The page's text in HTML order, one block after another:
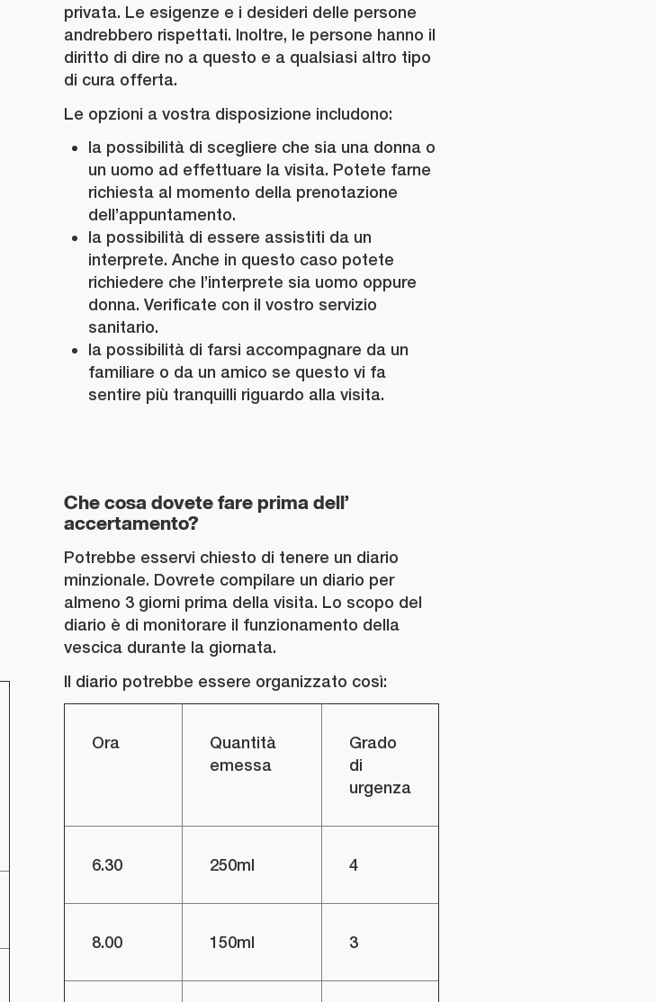
privata. Le esigenze e i desideri delle persone
andrebbero rispettati. Inoltre, le persone hanno il
diritto di dire no a questo e a qualsiasi altro tipo
di cura offerta.
Le opzioni a vostra disposizione includono:
la possibilità di scegliere che sia una donna o
un uomo ad effettuare la visita. Potete farne
richiesta al momento della prenotazione
dell’appuntamento.
la possibilità di essere assistiti da un
interprete. Anche in questo caso potete
richiedere che l’interprete sia uomo oppure
donna. Verificate con il vostro servizio
sanitario.
la possibilità di farsi accompagnare da un
familiare o da un amico se questo vi fa
sentire più tranquilli riguardo alla visita.
Che cosa dovete fare prima dell’
accertamento?
Potrebbe esservi chiesto di tenere un diario
minzionale. Dovrete compilare un diario per
almeno 3 giorni prima della visita. Lo scopo del
diario è di monitorare il funzionamento della
vescica durante la giornata.
Il diario potrebbe essere organizzato così:
Ora
Quantità
emessa
Grado
di
urgenza
6.30 250ml 4
8.00 150ml 3